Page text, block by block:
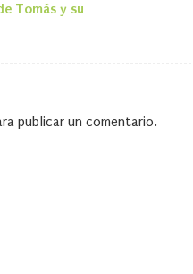
entrada
Tomás y su
publicar un comentario.